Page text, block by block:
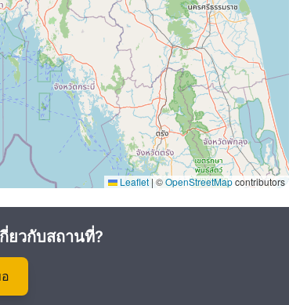
รสซิเดนซ์ชบาที่ซับซ้อนในงว การชำระเงินเริ่มต้น
ไลน์หรือออฟไลน์
Leaflet | ©OpenStreetMapcontributors
ยวกับสถานที่?